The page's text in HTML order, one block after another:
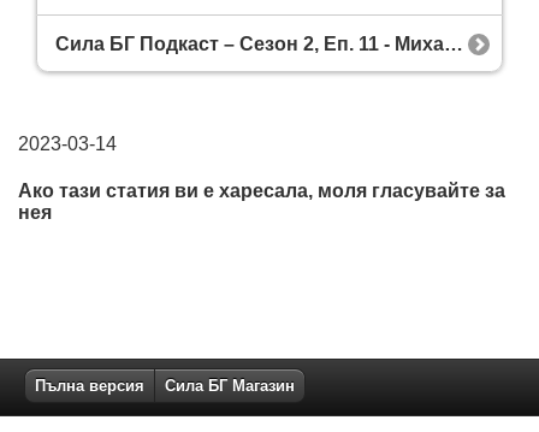
Сила БГ Подкаст – Сезон 2, Еп. 11 - Михаил Мирчев и Петър Водов
2023-03-14
Ако тази статия ви е харесала, моля гласувайте за
нея
Пълна версия Сила БГ Магазин